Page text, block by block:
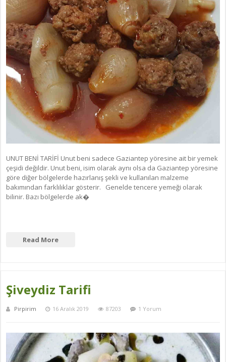
UNUT BENİ TARİFİ Unut beni sadece Gaziantep yöresine ait bir yemek
çeşidi değildir. Unut beni, isim olarak aynı olsa da Gaziantep yöresine
göre diğer bölgelerde hazırlanış şekli ve kullanılan malzeme
bakımından farklılıklar gösterir. Genelde tencere yemeği olarak
bilinir. Bazı bölgelerde ak�
Read More
Şiveydiz Tarifi
Pirpirim 16 Aralık 2019 87203 1 Yorum